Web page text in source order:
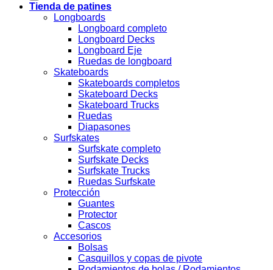
Tienda de patines
Longboards
Longboard completo
Longboard Decks
Longboard Eje
Ruedas de longboard
Skateboards
Skateboards completos
Skateboard Decks
Skateboard Trucks
Ruedas
Diapasones
Surfskates
Surfskate completo
Surfskate Decks
Surfskate Trucks
Ruedas Surfskate
Protección
Guantes
Protector
Cascos
Accesorios
Bolsas
Casquillos y copas de pivote